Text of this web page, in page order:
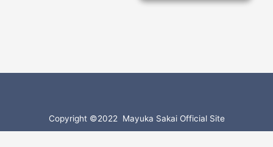
Copyright ©2022 Mayuka Sakai Official Site